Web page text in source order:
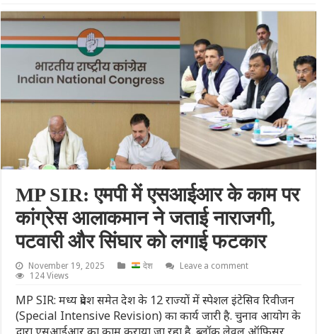
MP SIR: एमपी में एसआईआर के काम पर
कांग्रेस आलाकमान ने जताई नाराजगी,
पटवारी और सिंघार को लगाई फटकार
November 19, 2025 देश
Leave a comment
124 Views
MP SIR: मध्य प्रदेश समेत देश के 12 राज्यों में स्पेशल इंटेसिव रिवीजन
(Special Intensive Revision) का कार्य जारी है. चुनाव आयोग के